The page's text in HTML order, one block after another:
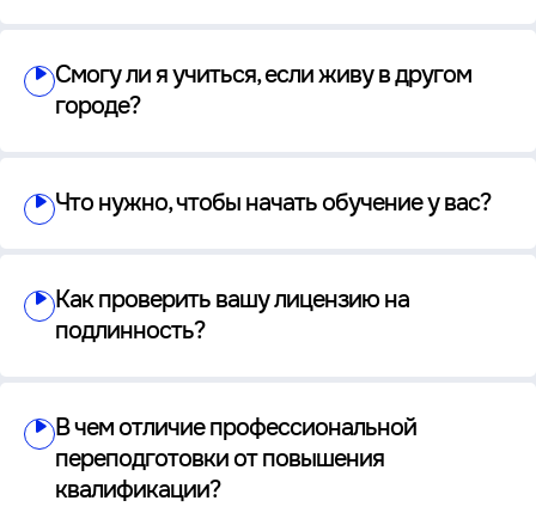
Смогу ли я учиться, если живу в другом
городе?
Что нужно, чтобы начать обучение у вас?
Как проверить вашу лицензию на
подлинность?
В чем отличие профессиональной
переподготовки от повышения
квалификации?